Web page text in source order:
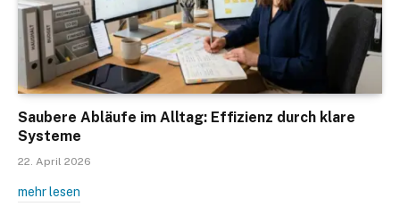
Saubere Abläufe im Alltag: Effizienz durch klare
Systeme
22. April 2026
mehr lesen